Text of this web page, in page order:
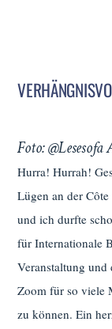
Foto: @Lesesofa
Hurra! Hurrah!
Lügen an der
und ich durfte
für Internationale
Veranstaltung
Zoom für so viele
zu können. Ein